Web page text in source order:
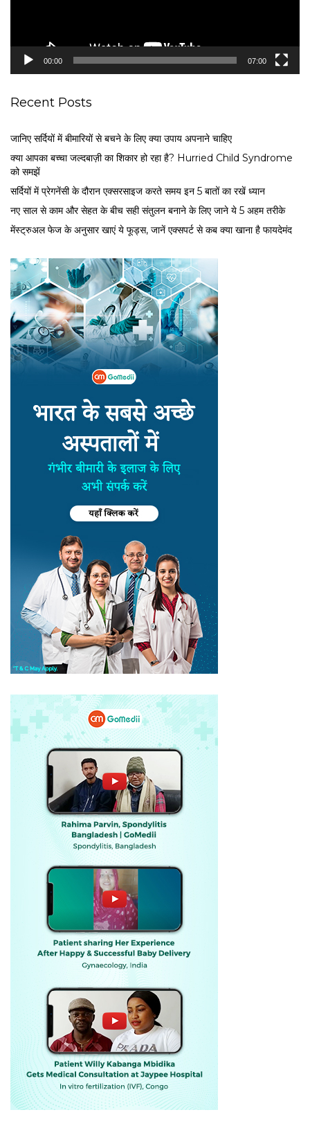
00:00 07:00
Recent Posts
जानिए सर्दियों में बीमारियों से बचने के लिए क्या उपाय अपनाने चाहिए
क्या आपका बच्चा जल्दबाज़ी का शिकार हो रहा है? Hurried Child Syndrome
को समझें
सर्द‍ियों में प्रेगनेंसी के दौरान एक्सरसाइज करते समय इन 5 बातों का रखें ध्यान
नए साल से काम और सेहत के बीच सही संतुलन बनाने के लिए जाने ये 5 अहम तरीके
मेंस्ट्रुअल फेज के अनुसार खाएं ये फूड्स, जानें एक्सपर्ट से कब क्या खाना है फायदेमंद